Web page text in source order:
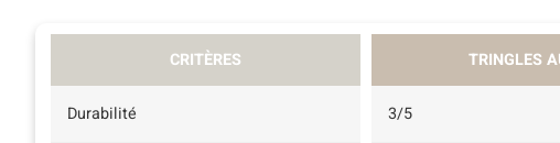
CRITÈRES TRINGLES
Durabilité 3/5